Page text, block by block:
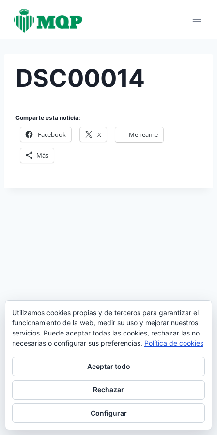
contenido
DSC00014
Comparte esta noticia:
Facebook X Meneame
Más
© 2026 Manquepierda - Tema para WordPress
porKadence WP
Utilizamos cookies propias y de terceros para garantizar el
funcionamiento de la web, medir su uso y mejorar nuestros
servicios. Puede aceptar todas las cookies, rechazar las no
necesarias o configurar sus preferencias. Política de cookies
Aceptar todo
Rechazar
Configurar